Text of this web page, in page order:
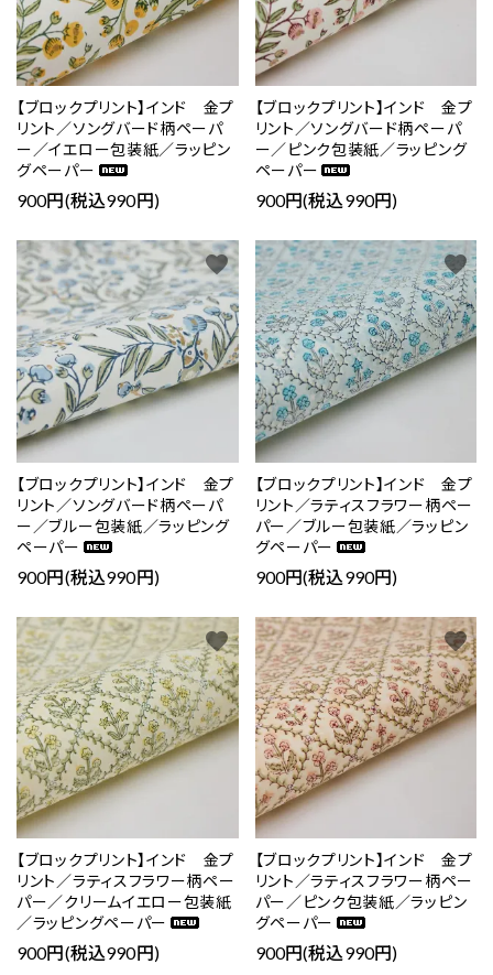
【ブロックプリント】インド 金プ
リント／ソングバード柄ペーパ
ー／イエロー包装紙／ラッピン
グペーパー
900円(税込990円)
【ブロックプリント】インド 金プ
リント／ソングバード柄ペーパ
ー／ピンク包装紙／ラッピング
ペーパー
900円(税込990円)
【ブロックプリント】インド 金プ
リント／ソングバード柄ペーパ
ー／ブルー包装紙／ラッピング
ペーパー
900円(税込990円)
favorite
【ブロックプリント】インド 金プ
リント／ラティスフラワー柄ペー
パー／ブルー包装紙／ラッピン
グペーパー
900円(税込990円)
favorite
【ブロックプリント】インド 金プ
リント／ラティスフラワー柄ペー
パー／クリームイエロー包装紙
／ラッピングペーパー
900円(税込990円)
favorite
【ブロックプリント】インド 金プ
リント／ラティスフラワー柄ペー
パー／ピンク包装紙／ラッピン
グペーパー
900円(税込990円)
favorite